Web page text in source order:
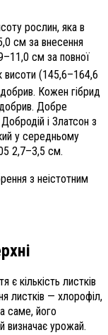
рослин, яка в
см за внесення
см за повної
висоти (145,6–164,6
Кожен гібрид
добрив. Добре
і Златсон з
у середньому
2,7–3,5 см.
з неістотним
кількість листків
листків — хлорофіл,
саме, його
визначає урожай.